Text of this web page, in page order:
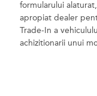
formularului
apropiat dealer
Trade-In a
achizitionarii unui